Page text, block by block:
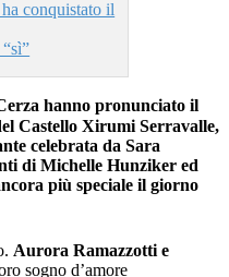
conquistato il
hanno pronunciato il
Castello Xirumi Serravalle,
celebrata da Sara
di Michelle Hunziker ed
più speciale il giorno
Aurora Ramazzotti e
sogno d’amore